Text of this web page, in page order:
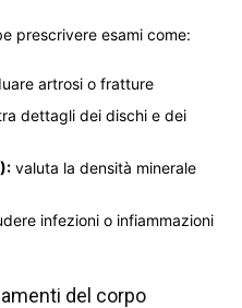
prescrivere esami come:
artrosi o fratture
dettagli dei dischi e dei
valuta la densità minerale
infezioni o infiammazioni
del corpo